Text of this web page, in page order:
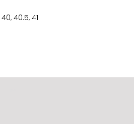
40, 40.5, 41